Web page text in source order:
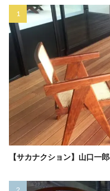
【サカナクション】山口一